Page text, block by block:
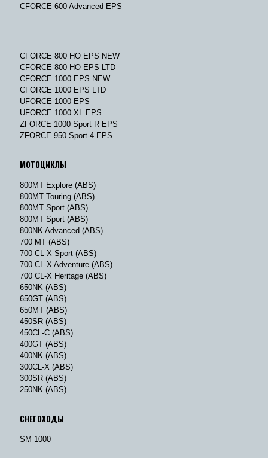
CFORCE 600 Advanced EPS
CFORCE 800 HO EPS NEW
CFORCE 800 HO EPS LTD
CFORCE 1000 EPS NEW
CFORCE 1000 EPS LTD
UFORCE 1000 EPS
UFORCE 1000 XL EPS
ZFORCE 1000 Sport R EPS
ZFORCE 950 Sport-4 EPS
МОТОЦИКЛЫ
800MT Explore (ABS)
800MT Touring (ABS)
800MT Sport (ABS)
800MT Sport (ABS)
800NK Advanced (ABS)
700 MT (ABS)
700 CL-X Sport (ABS)
700 CL-X Adventure (ABS)
700 CL-X Heritage (ABS)
650NK (ABS)
650GT (ABS)
650MT (ABS)
450SR (ABS)
450CL-C (ABS)
400GT (ABS)
400NK (ABS)
300CL-X (ABS)
300SR (ABS)
250NK (ABS)
СНЕГОХОДЫ
SM 1000